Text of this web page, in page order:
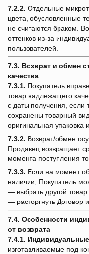
7.2.2. Отдельные
цвета, обусловленные
не считаются браком.
оттенков из-за
пользователей.
7.3. Возврат и обмен
качества
7.3.1. Покупатель
товар надлежащего
с даты получения, если
сохранены товарный
оригинальная упаковка
7.3.2. Возврат/обмен
Продавец возвращает
момента поступления
7.3.3. Если на момент
наличии, Покупатель
— выбрать другой
— расторгнуть Договор
7.4. Особенности
от возврата
7.4.1.
изготавливаемые под